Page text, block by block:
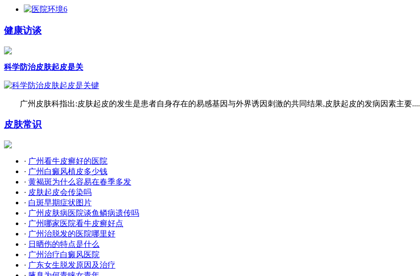
健康访谈
科学防治皮肤起皮是关
广州皮肤科指出:皮肤起皮的发生是患者自身存在的易感基因与外界诱因刺激的共同结果,皮肤起皮的发病因素主要....
皮肤常识
· 广州看牛皮癣好的医院
· 广州白癜风植皮多少钱
· 黄褐斑为什么容易在春季多发
· 皮肤起皮会传染吗
· 白斑早期症状图片
· 广州皮肤病医院谈鱼鳞病遗传吗
· 广州哪家医院看牛皮癣好点
· 广州治脱发的医院哪里好
· 日晒伤的特点是什么
· 广州治疗白癜风医院
· 广东女生脱发原因及治疗